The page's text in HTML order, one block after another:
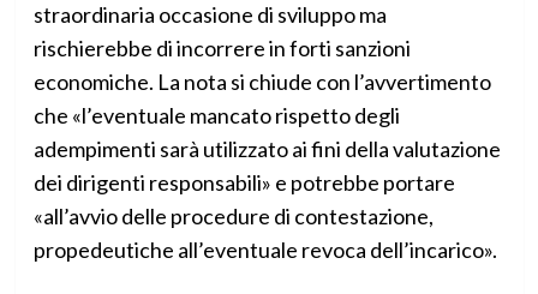
straordinaria occasione di sviluppo ma
rischierebbe di incorrere in forti sanzioni
economiche. La nota si chiude con l’avvertimento
che «l’eventuale mancato rispetto degli
adempimenti sarà utilizzato ai fini della valutazione
dei dirigenti responsabili» e potrebbe portare
«all’avvio delle procedure di contestazione,
propedeutiche all’eventuale revoca dell’incarico».